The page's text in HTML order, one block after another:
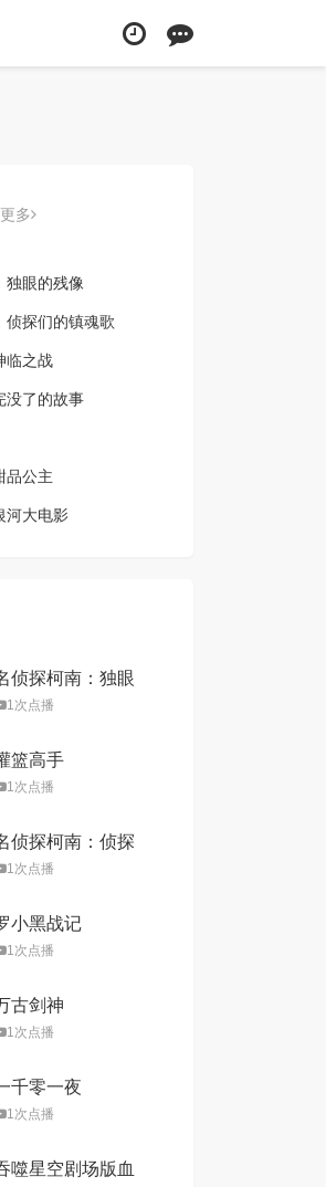
更多
独眼的残像
侦探们的镇魂歌
临之战
没了的故事
品公主
河大电影
侦探柯南：独眼
残像
1次点播
篮高手
1次点播
侦探柯南：侦探
的镇魂歌
1次点播
小黑战记
1次点播
古剑神
1次点播
千零一夜
1次点播
噬星空剧场版血